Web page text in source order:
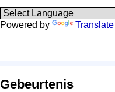
Powered by Translate
Gebeurtenis